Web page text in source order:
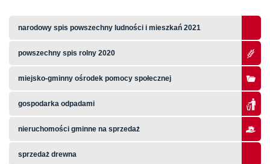
narodowy spis powszechny ludności i mieszkań 2021
powszechny spis rolny 2020
miejsko-gminny ośrodek pomocy społecznej
gospodarka odpadami
nieruchomości gminne na sprzedaż
sprzedaż drewna